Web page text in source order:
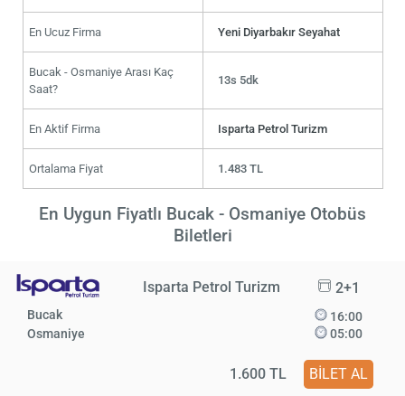
En Ucuz Firma Yeni Diyarbakır Seyahat
Bucak - Osmaniye Arası Kaç
Saat?
13s 5dk
En Aktif Firma Isparta Petrol Turizm
Ortalama Fiyat 1.483 TL
En Uygun Fiyatlı Bucak - Osmaniye Otobüs
Biletleri
Isparta Petrol Turizm 2+1
Bucak
Osmaniye
16:00
05:00
1.600 TL BİLET AL